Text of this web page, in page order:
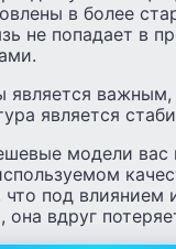
в более
не попадает в
является
является
модели вас
под влиянием
она вдруг